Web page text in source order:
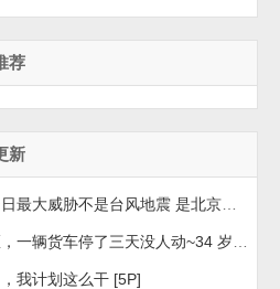
荐
新
赖清德：台日最大威胁不是台风地震 是北京侵扰胁迫
我计划这么干 [5P]